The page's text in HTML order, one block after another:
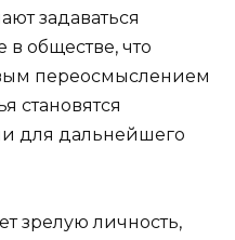
задаваться
в обществе, что
переосмыслением
становятся
для дальнейшего
зрелую личность,